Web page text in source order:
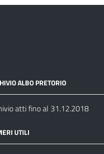
ALBO PRETORIO
atti fino al 31.12.2018
UTILI